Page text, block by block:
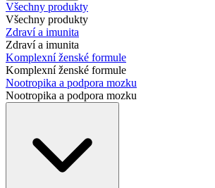
Všechny produkty
Všechny produkty
Zdraví a imunita
Zdraví a imunita
Komplexní ženské formule
Komplexní ženské formule
Nootropika a podpora mozku
Nootropika a podpora mozku